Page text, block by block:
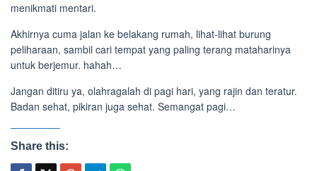
menikmati mentari.
Akhirnya cuma jalan ke belakang rumah, lihat-lihat burung
peliharaan, sambil cari tempat yang paling terang mataharinya
untuk berjemur. hahah…
Jangan ditiru ya, olahragalah di pagi hari, yang rajin dan teratur.
Badan sehat, pikiran juga sehat. Semangat pagi…
Share this: